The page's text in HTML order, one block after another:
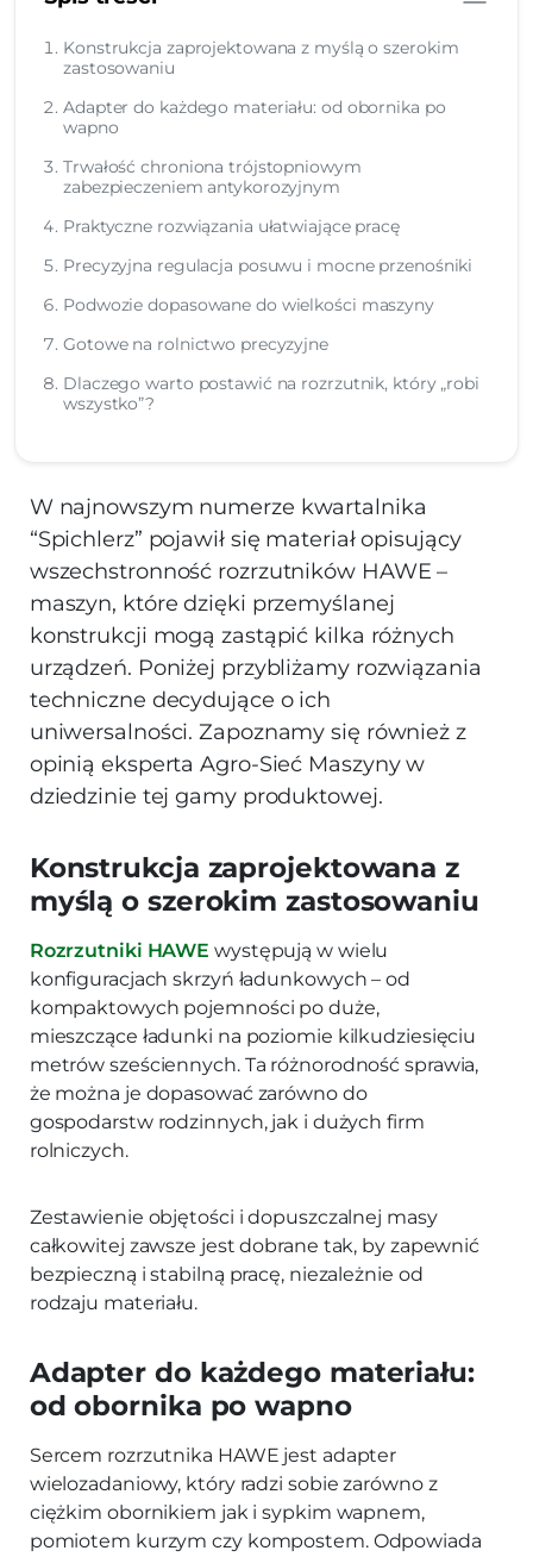
Konstrukcja zaprojektowana z myślą o szerokim
zastosowaniu
Adapter do każdego materiału: od obornika po
wapno
Trwałość chroniona trójstopniowym
zabezpieczeniem antykorozyjnym
Praktyczne rozwiązania ułatwiające pracę
Precyzyjna regulacja posuwu i mocne przenośniki
Podwozie dopasowane do wielkości maszyny
Gotowe na rolnictwo precyzyjne
Dlaczego warto postawić na rozrzutnik, który „robi
wszystko”?
W najnowszym numerze kwartalnika
“Spichlerz” pojawił się materiał opisujący
wszechstronność rozrzutników HAWE –
maszyn, które dzięki przemyślanej
konstrukcji mogą zastąpić kilka różnych
urządzeń. Poniżej przybliżamy rozwiązania
techniczne decydujące o ich
uniwersalności. Zapoznamy się również z
opinią eksperta Agro-Sieć Maszyny w
dziedzinie tej gamy produktowej.
Konstrukcja zaprojektowana z
myślą o szerokim zastosowaniu
Rozrzutniki HAWE występują w wielu
konfiguracjach skrzyń ładunkowych – od
kompaktowych pojemności po duże,
mieszczące ładunki na poziomie kilkudziesięciu
metrów sześciennych. Ta różnorodność sprawia,
że można je dopasować zarówno do
gospodarstw rodzinnych, jak i dużych firm
rolniczych.
Zestawienie objętości i dopuszczalnej masy
całkowitej zawsze jest dobrane tak, by zapewnić
bezpieczną i stabilną pracę, niezależnie od
rodzaju materiału.
Adapter do każdego materiału:
od obornika po wapno
Sercem rozrzutnika HAWE jest adapter
wielozadaniowy, który radzi sobie zarówno z
ciężkim obornikiem jak i sypkim wapnem,
pomiotem kurzym czy kompostem. Odpowiada